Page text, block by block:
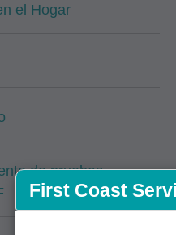
el Hogar
de pruebas
First Coast